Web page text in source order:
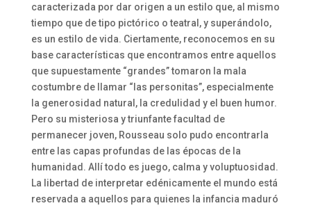
caracterizada por dar origen a un estilo que, al mismo
tiempo que de tipo pictórico o teatral, y superándolo,
es un estilo de vida. Ciertamente, reconocemos en su
base características que encontramos entre aquellos
que supuestamente “grandes” tomaron la mala
costumbre de llamar “las personitas”, especialmente
la generosidad natural, la credulidad y el buen humor.
Pero su misteriosa y triunfante facultad de
permanecer joven, Rousseau solo pudo encontrarla
entre las capas profundas de las épocas de la
humanidad. Allí todo es juego, calma y voluptuosidad.
La libertad de interpretar edénicamente el mundo está
reservada a aquellos para quienes la infancia maduró